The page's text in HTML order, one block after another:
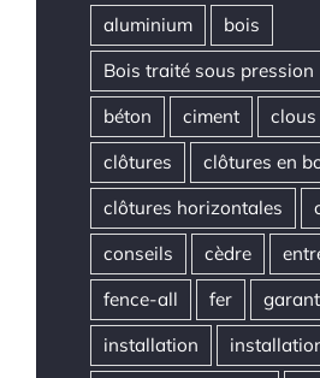
aluminium
bois
Bois traité sous pression
béton
ciment clous
clôtures
clôtures en
clôtures horizontales
conseils
cèdre
fence-all
fer
installation